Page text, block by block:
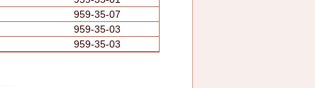
959-35-07
959-35-03
959-35-03